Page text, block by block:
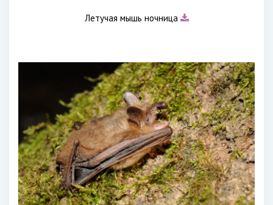
Летучая мышь ночница